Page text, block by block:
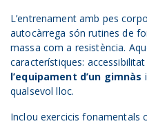
L’entrenament amb pes
autocàrrega són rutines de
massa com a resistència.
característiques:
l’equipament d’un gimnàs
qualsevol lloc.
Inclou exercicis fonamentals